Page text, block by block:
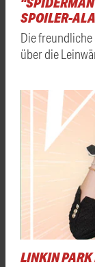
SPOILER-
Die
über die
LINKIN